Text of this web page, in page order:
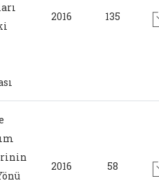
2016 135
2016 58